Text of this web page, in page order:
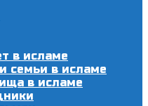
в исламе
семьи в исламе
в исламе